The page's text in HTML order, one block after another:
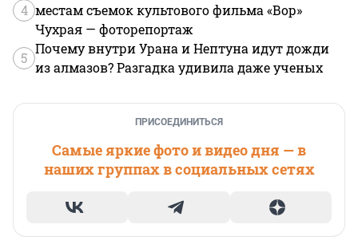
4 местам съемок культового фильма «Вор»
Чухрая — фоторепортаж
5
Почему внутри Урана и Нептуна идут дожди
из алмазов? Разгадка удивила даже ученых
ПРИСОЕДИНИТЬСЯ
Самые яркие фото и видео дня — в
наших группах в социальных сетях